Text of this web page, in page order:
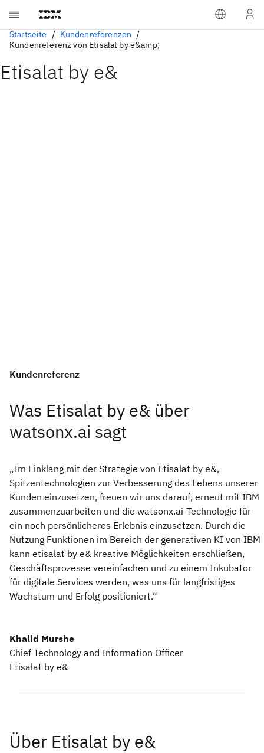
Startseite
Kundenreferenzen
Kundenreferenz von Etisalat by e&amp;
Etisalat by e&
Kundenreferenz
Was Etisalat by e& über
watsonx.ai sagt
„Im Einklang mit der Strategie von Etisalat by e&,
Spitzentechnologien zur Verbesserung des Lebens unserer
Kunden einzusetzen, freuen wir uns darauf, erneut mit IBM
zusammenzuarbeiten und die watsonx.ai-Technologie für
ein noch persönlicheres Erlebnis einzusetzen. Durch die
Nutzung Funktionen im Bereich der generativen KI von IBM
kann etisalat by e& kreative Möglichkeiten erschließen,
Geschäftsprozesse vereinfachen und zu einem Inkubator
für digitale Services werden, was uns für langfristiges
Wachstum und Erfolg positioniert.“
Khalid Murshe
Chief Technology and Information Officer
Etisalat by e&
Über Etisalat by e&